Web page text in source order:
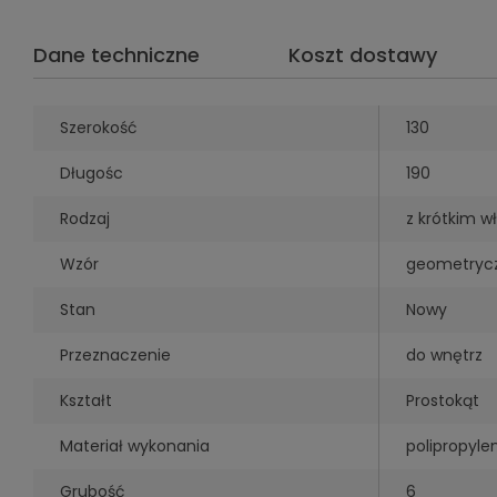
Dane techniczne Koszt dostawy
Szerokość 130
Długośc 190
Rodzaj z krótkim
Wzór
Stan Nowy
Przeznaczenie do wnętrz
Kształt Prostokąt
Materiał wykonania
Grubość 6